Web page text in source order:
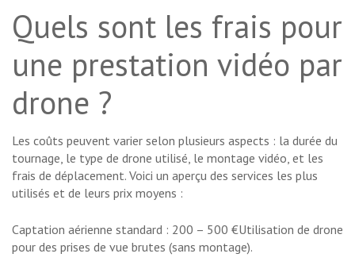
Quels sont les frais pour
une prestation vidéo par
drone ?
Les coûts peuvent varier selon plusieurs aspects : la durée du
tournage, le type de drone utilisé, le montage vidéo, et les
frais de déplacement. Voici un aperçu des services les plus
utilisés et de leurs prix moyens :
Captation aérienne standard : 200 – 500 €Utilisation de drone
pour des prises de vue brutes (sans montage).